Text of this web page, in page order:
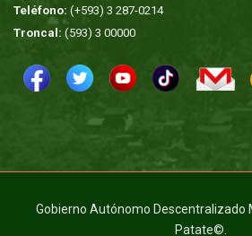
Teléfono: (+593) 3 287-0214
Troncal: (593) 3 00000
Gobierno Autónomo Descentralizado
Patate©.